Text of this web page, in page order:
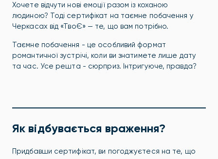
Хочете відчути нові емоції разом із коханою
людиною? Тоді сертифікат на таємне побачення у
Черкасах від «ТвоЄ» — те, що вам потрібно.
Таємне побачення - це особливий формат
романтичної зустрічі, коли ви знатимете лише дату
та час. Усе решта - сюрприз. Інтригуюче, правда?
Як відбувається враження?
Придбавши сертифікат, ви погоджуєтеся на те, що